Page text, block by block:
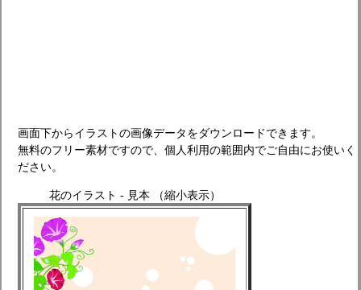
画面下からイラストの画像データをダウンロードできます。
無料のフリー素材ですので、個人利用の範囲内でご自由にお使いく
ださい。
花のイラスト - 見本 （縮小表示）